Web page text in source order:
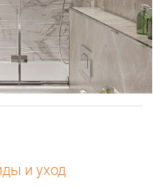
и уход